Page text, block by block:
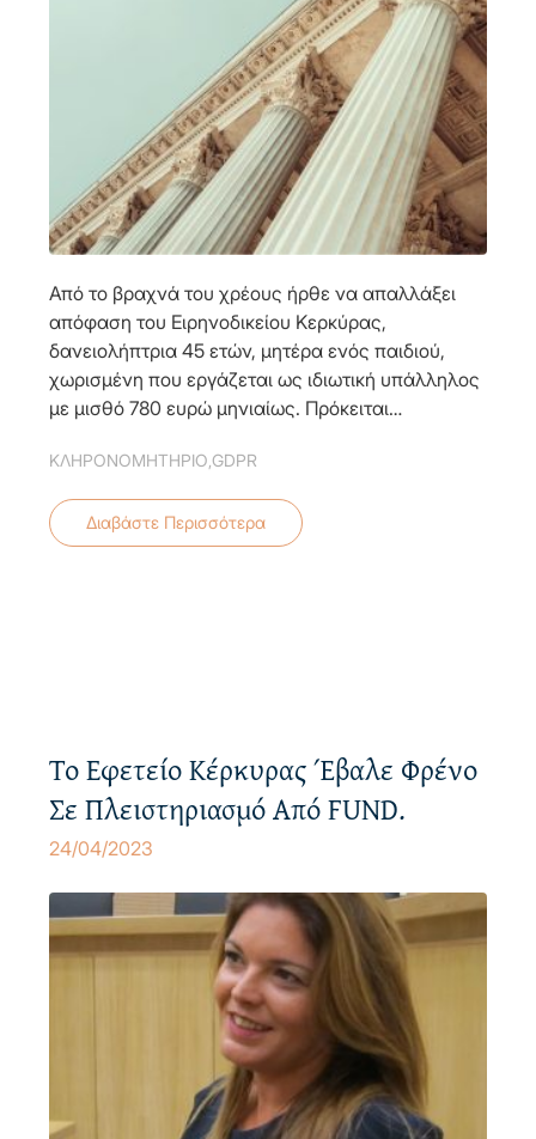
Από το βραχνά του χρέους ήρθε να απαλλάξει
απόφαση του Ειρηνοδικείου Κερκύρας,
δανειολήπτρια 45 ετών, μητέρα ενός παιδιού,
χωρισμένη που εργάζεται ως ιδιωτική υπάλληλος
με μισθό 780 ευρώ μηνιαίως. Πρόκειται…
ΚΛΗΡΟΝΟΜΗΤΗΡΙΟ ,GDPR
Διαβάστε Περισσότερα
Το Εφετείο Κέρκυρας Έβαλε Φρένο
Σε Πλειστηριασμό Από FUND.
24/04/2023